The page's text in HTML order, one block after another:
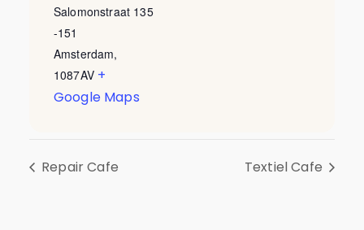
Salomonstraat 135
-151
Amsterdam,
1087AV +
Google Maps
Repair Cafe Textiel Cafe